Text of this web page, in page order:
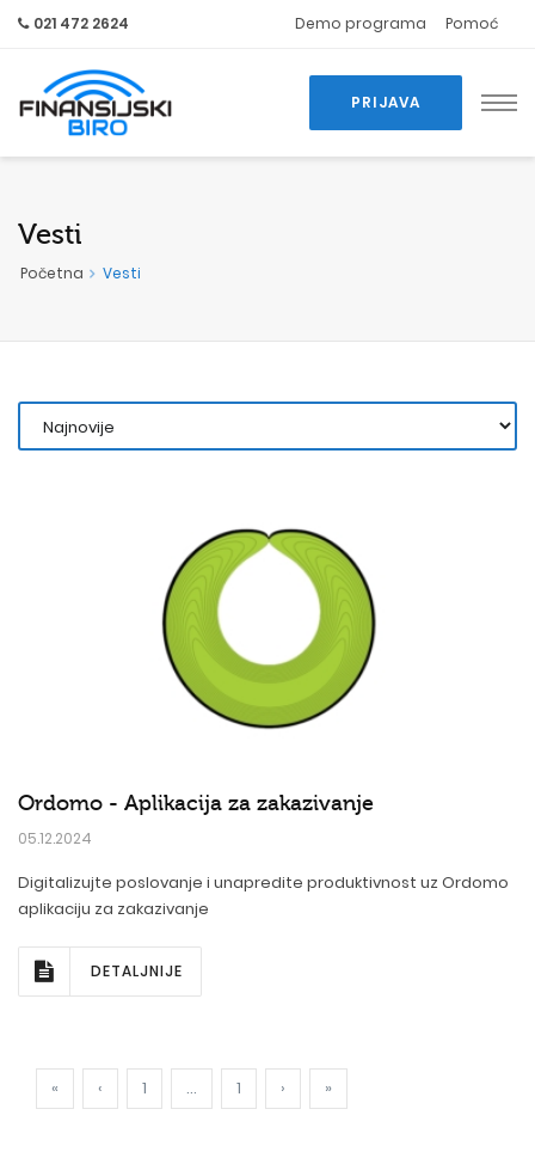
021 472 2624 Demo programa Pomoć
PRIJAVA
Vesti
Početna Vesti
Ordomo - Aplikacija za zakazivanje
05.12.2024
Digitalizujte poslovanje i unapredite produktivnost uz Ordomo
aplikaciju za zakazivanje
DETALJNIJE
« ‹ 1 ... 1 › »